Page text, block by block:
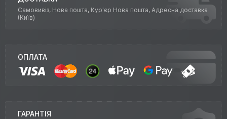
Самовивіз, Нова пошта, Кур'єр Нова пошта, Адресна доставка
(Київ)
ОПЛАТА
ГАРАНТІЯ